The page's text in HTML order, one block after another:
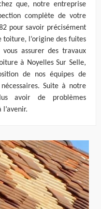
que, notre entreprise
complète de votre
pour savoir précisément
l’origine des fuites
assurer des travaux
à Noyelles Sur Selle,
de nos équipes de
Suite à notre
avoir de problèmes